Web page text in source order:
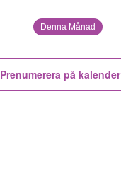
Denna Månad
Prenumerera på kalender